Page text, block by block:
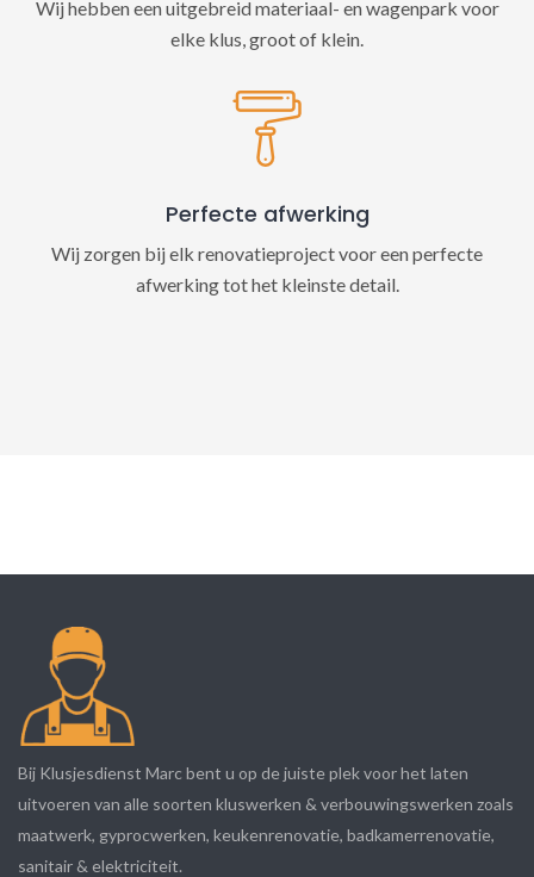
Wij hebben een uitgebreid materiaal- en wagenpark voor
elke klus, groot of klein.
Perfecte afwerking
Wij zorgen bij elk renovatieproject voor een perfecte
afwerking tot het kleinste detail.
Bij Klusjesdienst Marc bent u op de juiste plek voor het laten
uitvoeren van alle soorten kluswerken & verbouwingswerken zoals
maatwerk, gyprocwerken, keukenrenovatie, badkamerrenovatie,
sanitair & elektriciteit.